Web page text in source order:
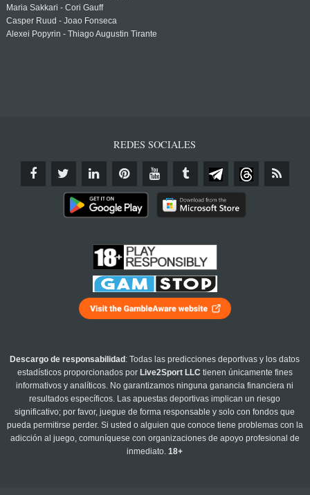
Maria Sakkari - Cori Gauff
Casper Ruud - Joao Fonseca
Alexei Popyrin - Thiago Augustin Tirante
REDES SOCIALES
Descargo de responsabilidad : Todas las predicciones deportivas y los datos
estadísticos proporcionados por Live2Sport LLC tienen únicamente fines
informativos y analíticos. No garantizamos ninguna ganancia financiera ni
resultados específicos. Las apuestas deportivas implican un riesgo
significativo; por favor, juegue de forma responsable y solo con fondos que
pueda permitirse perder. Si usted o alguien que conoce tiene problemas con la
adicción al juego, comuníquese con organizaciones de apoyo profesional de
inmediato.18+